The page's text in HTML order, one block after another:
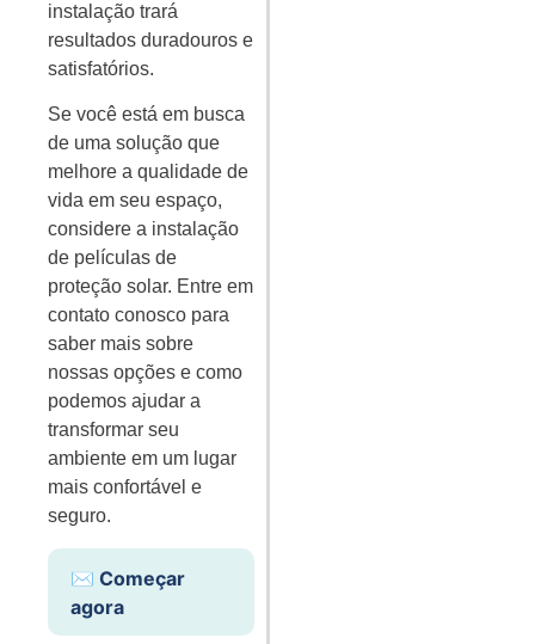
instalação trará
resultados duradouros e
satisfatórios.
Se você está em busca
de uma solução que
melhore a qualidade de
vida em seu espaço,
considere a instalação
de películas de
proteção solar. Entre em
contato conosco para
saber mais sobre
nossas opções e como
podemos ajudar a
transformar seu
ambiente em um lugar
mais confortável e
seguro.
✉️ Começar
agora